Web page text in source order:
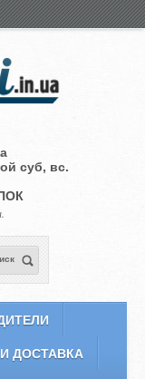
суб, вс.
ДОСТАВКА